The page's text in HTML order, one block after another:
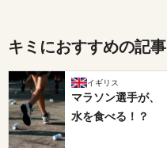
キミにおすすめの記事
イギリス
マラソン選手が、
水を食べる！？